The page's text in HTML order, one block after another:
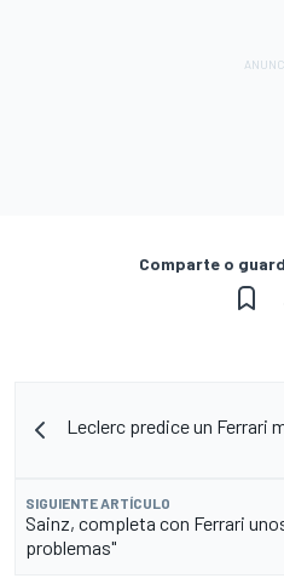
Comparte o
Leclerc predice un Ferrari
SIGUIENTE ARTÍCULO
Sainz, completa con Ferrari
problemas"